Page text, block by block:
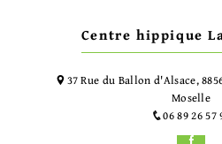
Centre hippique
37 Rue du Ballon d'Alsace,
Moselle
06 89 26 57